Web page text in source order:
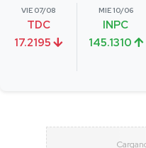
VIE 07/08
TDC
17.2195
MIE 10/06
INPC
145.1310